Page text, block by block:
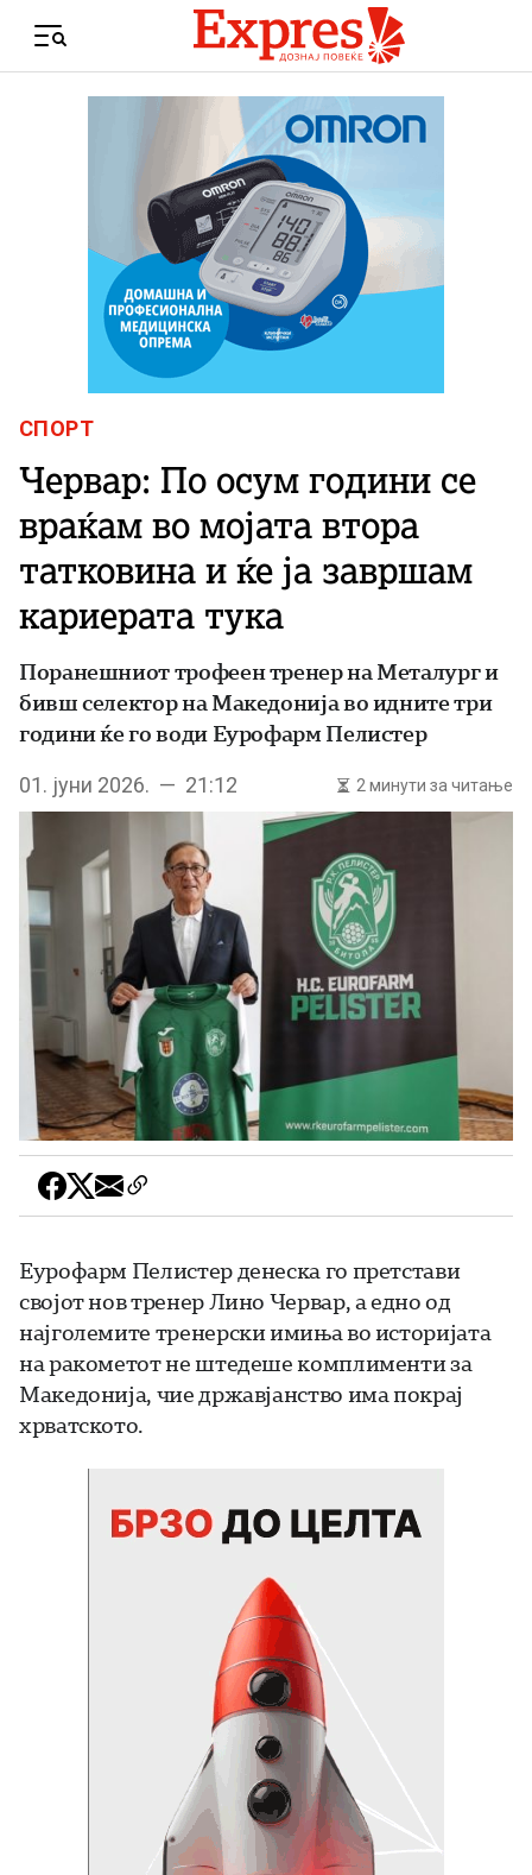
Menu
СПОРТ
Червар: По осум години се
враќам во мојата втора
татковина и ќе ја завршам
кариерата тука
Поранешниот трофеен тренер на Металург и
бивш селектор на Македонија во идните три
години ќе го води Еурофарм Пелистер
01. јуни 2026. — 21:12 2 минути за читање
Еурофарм Пелистер денеска го претстави
својот нов тренер Лино Червар, а едно од
најголемите тренерски имиња во историјата
на ракометот не штедеше комплименти за
Македонија, чие државјанство има покрај
хрватското.